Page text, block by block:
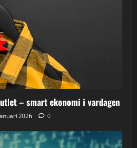
– smart ekonomi i vardagen
2026 0